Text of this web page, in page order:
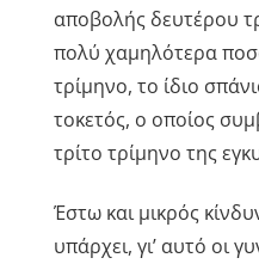
αποβολής δευτέρου
πολύ χαμηλότερα
τρίμηνο, το ίδιο
τοκετός, ο οποίος
τρίτο τρίμηνο της
Έστω και μικρός
υπάρχει, γι’ αυτό οι